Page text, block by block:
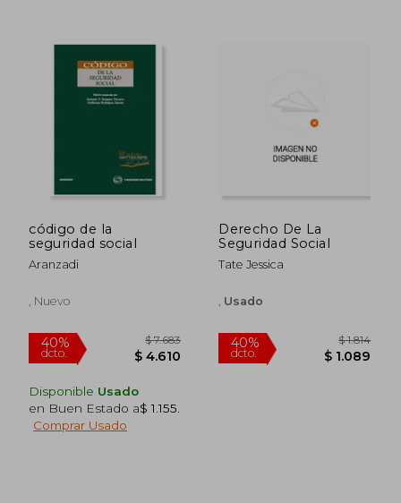
40% $ 3.007 35% $
código de la
seguridad social
Aranzadi
, Nuevo
Disponible Usado
en Buen Estado a$ 1.155
Comprar Usado
Derecho De La
Seguridad Social
Tate Jessica
Usado